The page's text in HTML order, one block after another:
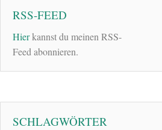
RSS-FEED
Hierkannst du meinen RSS-
Feed abonnieren.
SCHLAGWÖRTER